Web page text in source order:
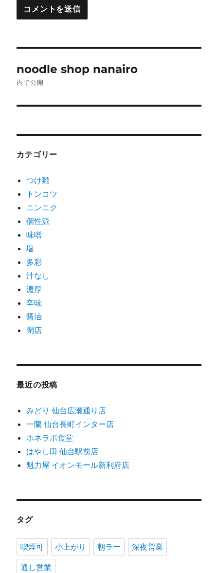
稿
ゲ
ー
シ
ン
noodle shop nanairo
内で公開
カテゴリー
つけ麺
トンコツ
ニンニク
個性派
味噌
塩
多彩
汁なし
濃厚
辛味
醤油
閉店
最近の投稿
みどり 仙台広瀬通り店
一蘭 仙台長町インター店
ホネラボ食堂
はやし田 仙台駅前店
魁力屋 イオンモール新利府店
タグ
喫煙可 小上がり 朝ラー 深夜営業
通し営業